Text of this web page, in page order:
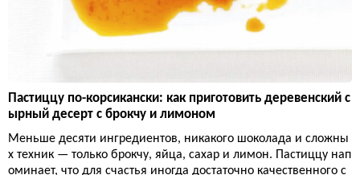
Пастиццу по-корсикански: как приготовить деревенский с
ырный десерт с брокчу и лимоном
Меньше десяти ингредиентов, никакого шоколада и сложны
х техник — только брокчу, яйца, сахар и лимон. Пастиццу нап
оминает, что для счастья иногда достаточно качественного с